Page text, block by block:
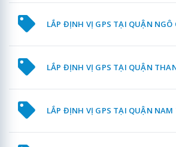
LẮP ĐỊNH VỊ GPS TẠI QUẬN NGÔ
LẮP ĐỊNH VỊ GPS TẠI QUẬN
LẮP ĐỊNH VỊ GPS TẠI QUẬN